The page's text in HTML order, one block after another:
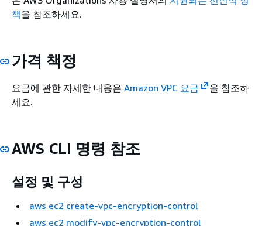
책을 참조하세요.
가격 책정
요금에 관한 자세한 내용은 Amazon VPC 요금
을 참조하
세요.
AWS CLI 명령 참조
설정 및 구성
aws ec2 create-vpc-encryption-control
aws ec2 modify-vpc-encryption-control